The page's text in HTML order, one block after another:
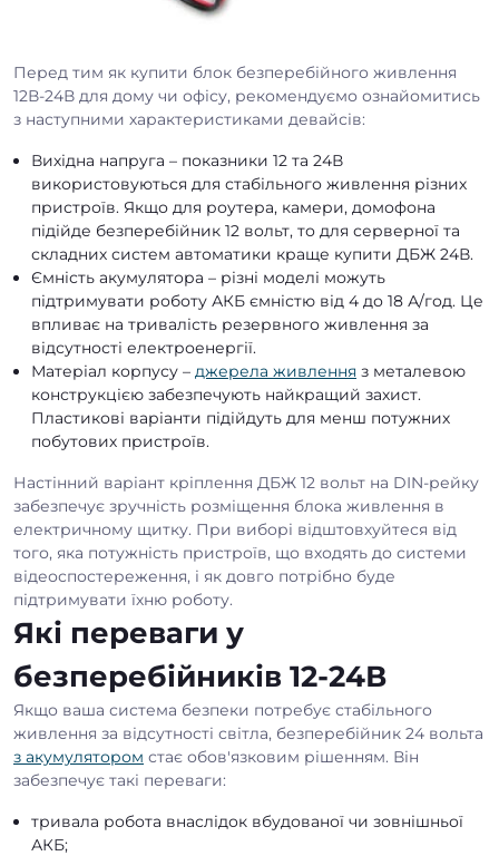
Перед тим як купити блок безперебійного живлення
12В-24В для дому чи офісу, рекомендуємо ознайомитись
з наступними характеристиками девайсів:
Вихідна напруга – показники 12 та 24В
використовуються для стабільного живлення різних
пристроїв. Якщо для роутера, камери, домофона
підійде безперебійник 12 вольт, то для серверної та
складних систем автоматики краще купити ДБЖ 24В.
Ємність акумулятора – різні моделі можуть
підтримувати роботу АКБ ємністю від 4 до 18 А/год. Це
впливає на тривалість резервного живлення за
відсутності електроенергії.
Матеріал корпусу – джерела живлення з металевою
конструкцією забезпечують найкращий захист.
Пластикові варіанти підійдуть для менш потужних
побутових пристроїв.
Настінний варіант кріплення ДБЖ 12 вольт на DIN-рейку
забезпечує зручність розміщення блока живлення в
електричному щитку. При виборі відштовхуйтеся від
того, яка потужність пристроїв, що входять до системи
відеоспостереження, і як довго потрібно буде
підтримувати їхню роботу.
Які переваги у
безперебійників 12-24В
Якщо ваша система безпеки потребує стабільного
живлення за відсутності світла, безперебійник 24 вольта
з акумулятором стає обов'язковим рішенням. Він
забезпечує такі переваги:
тривала робота внаслідок вбудованої чи зовнішньої
АКБ;